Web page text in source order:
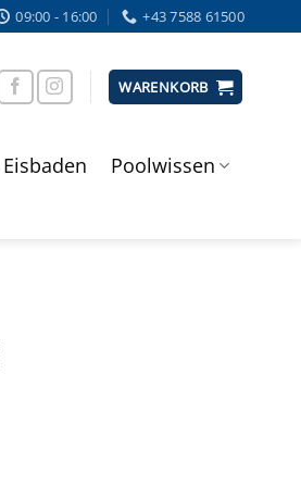
09:00 - 16:00 +43 7588 61500
WARENKORB
Eisbaden
Poolwissen